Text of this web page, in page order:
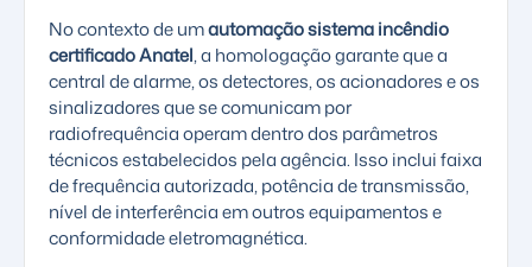
No contexto de umautomação sistema incêndio
certificado Anatel, a homologação garante que a
central de alarme, os detectores, os acionadores e os
sinalizadores que se comunicam por
radiofrequência operam dentro dos parâmetros
técnicos estabelecidos pela agência. Isso inclui faixa
de frequência autorizada, potência de transmissão,
nível de interferência em outros equipamentos e
conformidade eletromagnética.